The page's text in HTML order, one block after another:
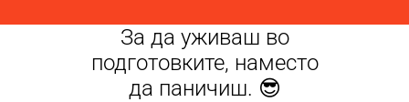
За да уживаш во
подготовките, наместо
да паничиш. 😎